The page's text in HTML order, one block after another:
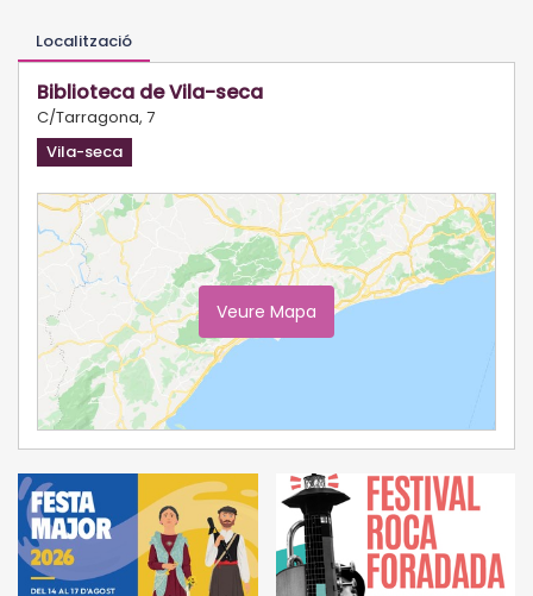
Localització
Biblioteca de Vila-seca
C/Tarragona, 7
Vila-seca
Veure Mapa